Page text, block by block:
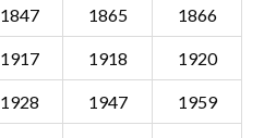
1847 1865 1866
1917 1918 1920
1928 1947 1959
Details